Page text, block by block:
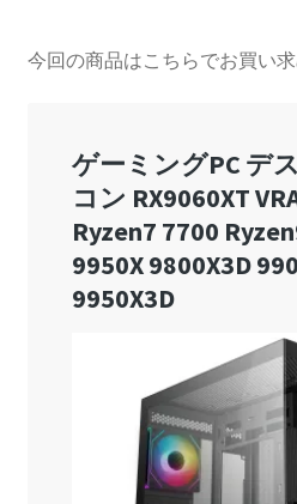
今回の商品はこちらでお買い求